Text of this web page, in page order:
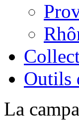
Outils
La